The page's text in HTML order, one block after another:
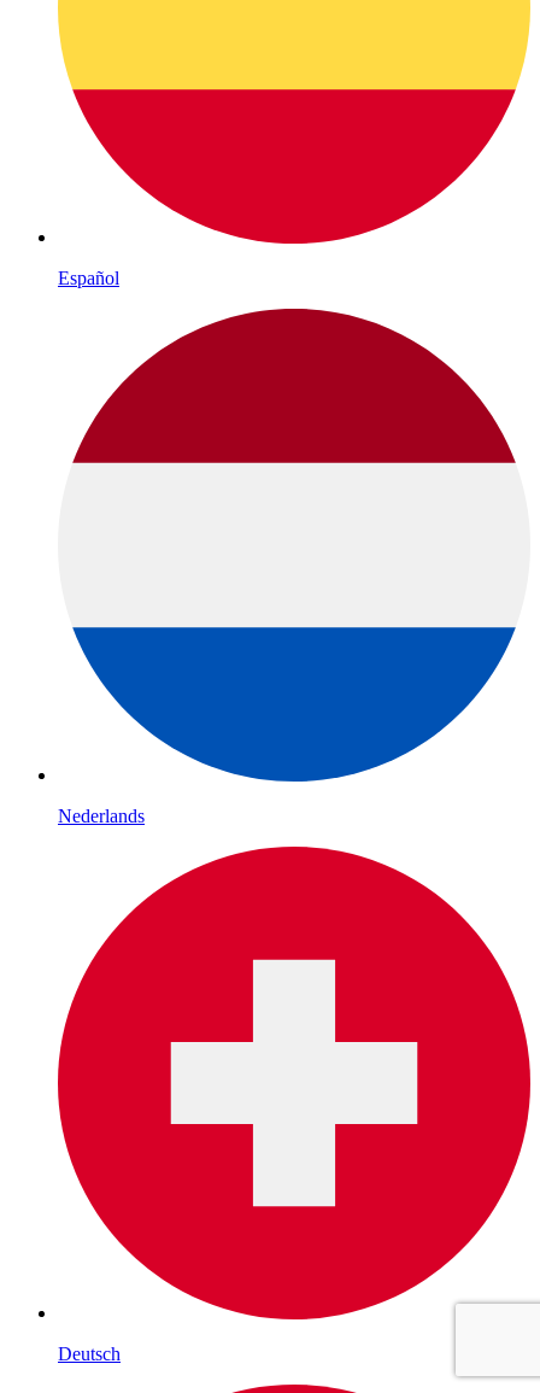
Español
Nederlands
Deutsch